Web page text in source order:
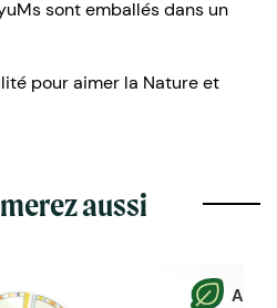
sont emballés dans un
pour aimer la Nature et
aussi
A